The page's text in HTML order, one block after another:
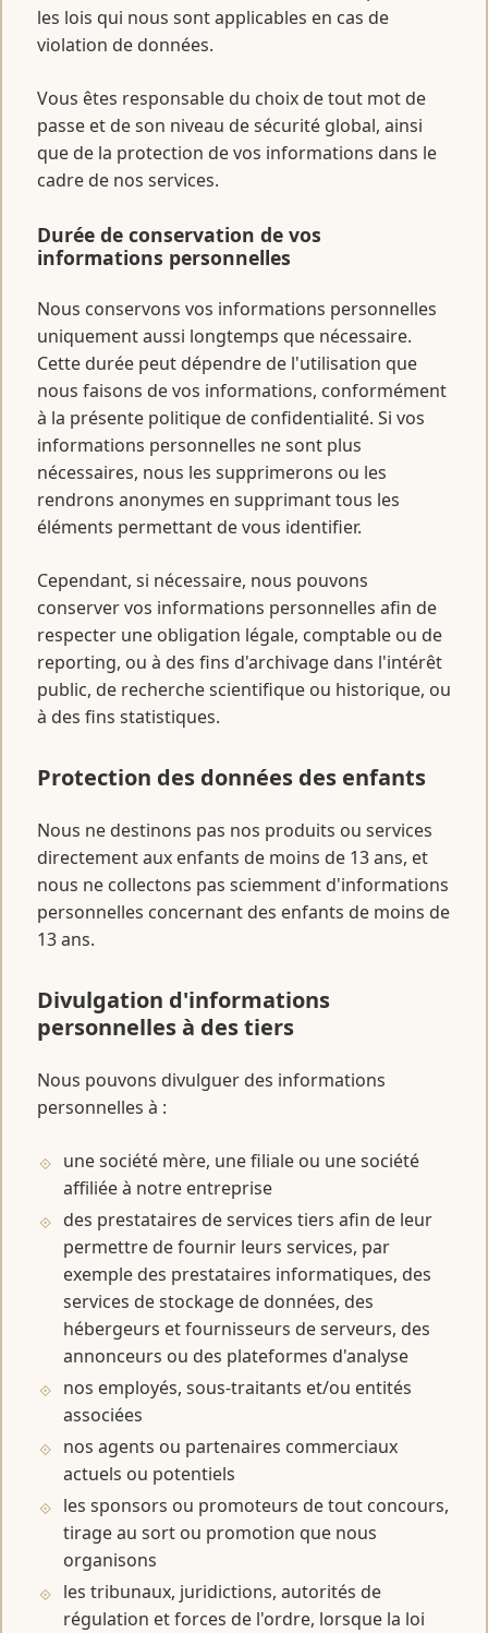
les lois qui nous sont applicables en cas de
violation de données.
Vous êtes responsable du choix de tout mot de
passe et de son niveau de sécurité global, ainsi
que de la protection de vos informations dans le
cadre de nos services.
Durée de conservation de vos
informations personnelles
Nous conservons vos informations personnelles
uniquement aussi longtemps que nécessaire.
Cette durée peut dépendre de l'utilisation que
nous faisons de vos informations, conformément
à la présente politique de confidentialité. Si vos
informations personnelles ne sont plus
nécessaires, nous les supprimerons ou les
rendrons anonymes en supprimant tous les
éléments permettant de vous identifier.
Cependant, si nécessaire, nous pouvons
conserver vos informations personnelles afin de
respecter une obligation légale, comptable ou de
reporting, ou à des fins d'archivage dans l'intérêt
public, de recherche scientifique ou historique, ou
à des fins statistiques.
Protection des données des enfants
Nous ne destinons pas nos produits ou services
directement aux enfants de moins de 13 ans, et
nous ne collectons pas sciemment d'informations
personnelles concernant des enfants de moins de
13 ans.
Divulgation d'informations
personnelles à des tiers
Nous pouvons divulguer des informations
personnelles à :
une société mère, une filiale ou une société
affiliée à notre entreprise
des prestataires de services tiers afin de leur
permettre de fournir leurs services, par
exemple des prestataires informatiques, des
services de stockage de données, des
hébergeurs et fournisseurs de serveurs, des
annonceurs ou des plateformes d'analyse
nos employés, sous-traitants et/ou entités
associées
nos agents ou partenaires commerciaux
actuels ou potentiels
les sponsors ou promoteurs de tout concours,
tirage au sort ou promotion que nous
organisons
les tribunaux, juridictions, autorités de
régulation et forces de l'ordre, lorsque la loi